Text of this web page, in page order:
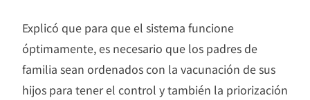
Explicó que para que el sistema funcione
óptimamente, es necesario que los padres de
familia sean ordenados con la vacunación de sus
hijos para tener el control y también la priorización